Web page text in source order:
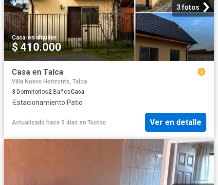
3 fotos
Casa·en alquiler
$ 410.000
Casa en Talca
Villa Nuevo Horizonte, Talca
3 Dormitorios2 BañosCasa
·Estacionamiento·Patio
Actualizado hace 5 días en Toctoc Ver en detalle